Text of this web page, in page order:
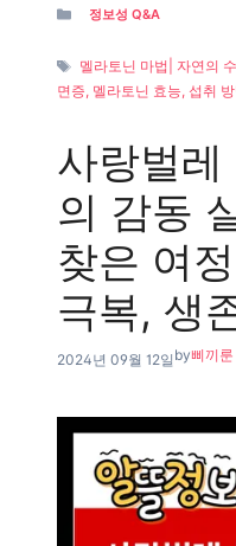
Categories
정보성 Q&A
Tags
멜라토닌 마법| 자연의
면증, 멜라토닌 효능, 섭취
사랑벌
의 감동
찾은 여
극복, 생
2024년 09월 12일 by삐끼룬